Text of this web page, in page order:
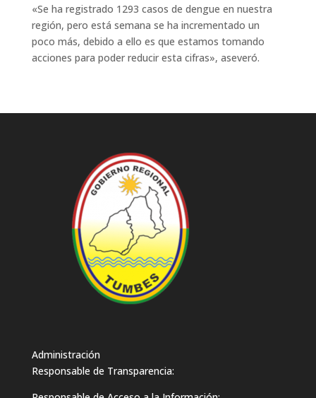
«Se ha registrado 1293 casos de dengue en nuestra
región, pero está semana se ha incrementado un
poco más, debido a ello es que estamos tomando
acciones para poder reducir esta cifras», aseveró.
Administración
Responsable de Transparencia: